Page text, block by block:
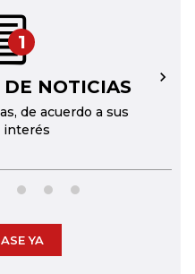
1
NOTICIAS
de acuerdo a sus
interés
→
YA